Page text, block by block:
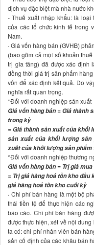
dịch vụ đặc biệt mà nhà nước
- Thuế xuất nhập khẩu: là
của các tổ chức kinh tế trong
Nam.
· Giá vốn hàng bán (GVHB)
(bao gồm cả một số khoản
trị gia tăng) đã được xác định
đồng thời giá trị sản phẩm
vốn để xác định kết quả. Do
nghĩa rất quan trọng.
*Đối với doanh nghiệp sản xuất
Giá vốn hàng bán = Giá thành
trong kỳ
= Giá thành sản xuất của khối
sản xuất của khối lượng
xuất của khối lượng sản
*Đối với doanh nghiệp thương
Giá vốn hàng bán = Trị giá
= Trị giá hàng hoá tồn kho đầu
giá hàng hoá tồn kho cuối kỳ
· Chi phí bán hàng là một bộ
thái tiền tệ để thực hiện các
báo cáo. Chi phí bán hàng
được thực hiện, xét về nội
ta có: chi phí nhân viên bán
sản cố định của các khâu bán